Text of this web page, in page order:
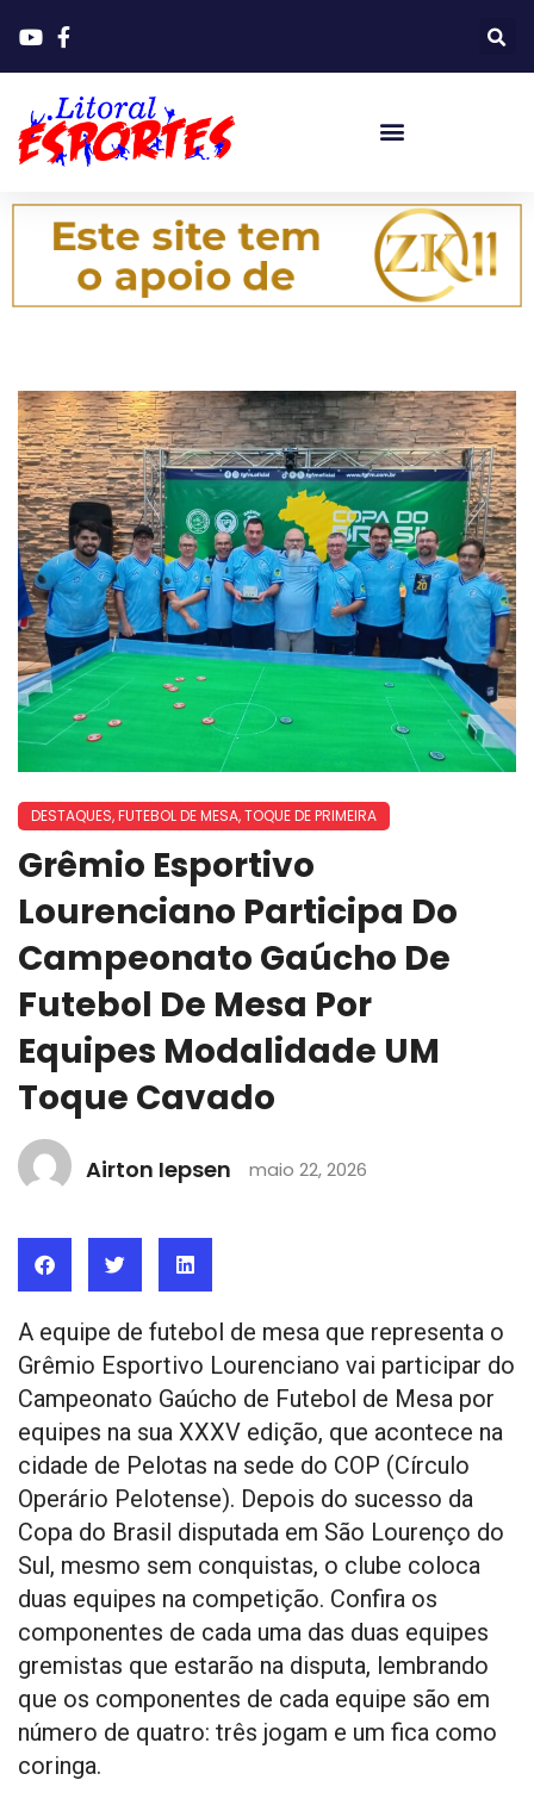
DESTAQUES,FUTEBOL DE MESA,TOQUE DE PRIMEIRA
Grêmio Esportivo
Lourenciano Participa Do
Campeonato Gaúcho De
Futebol De Mesa Por
Equipes Modalidade UM
Toque Cavado
Airton Iepsen maio 22, 2026
A equipe de futebol de mesa que representa o
Grêmio Esportivo Lourenciano vai participar do
Campeonato Gaúcho de Futebol de Mesa por
equipes na sua XXXV edição, que acontece na
cidade de Pelotas na sede do COP (Círculo
Operário Pelotense). Depois do sucesso da
Copa do Brasil disputada em São Lourenço do
Sul, mesmo sem conquistas, o clube coloca
duas equipes na competição. Confira os
componentes de cada uma das duas equipes
gremistas que estarão na disputa, lembrando
que os componentes de cada equipe são em
número de quatro: três jogam e um fica como
coringa.